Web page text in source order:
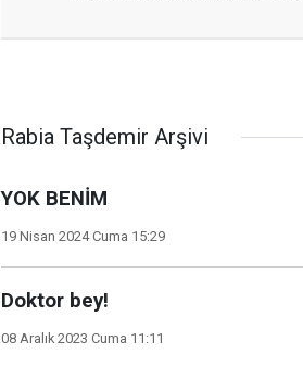
Rabia Taşdemir Arşivi
YOK BENİM
19 Nisan 2024 Cuma 15:29
Doktor bey!
08 Aralık 2023 Cuma 11:11